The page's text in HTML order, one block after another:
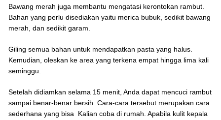
Bawang merah juga membantu mengatasi kerontokan rambut.
Bahan yang perlu disediakan yaitu merica bubuk, sedikit bawang
merah, dan sedikit garam.
Giling semua bahan untuk mendapatkan pasta yang halus.
Kemudian, oleskan ke area yang terkena empat hingga lima kali
seminggu.
Setelah didiamkan selama 15 menit, Anda dapat mencuci rambut
sampai benar-benar bersih. Cara-cara tersebut merupakan cara
sederhana yang bisa Kalian coba di rumah. Apabila kulit kepala